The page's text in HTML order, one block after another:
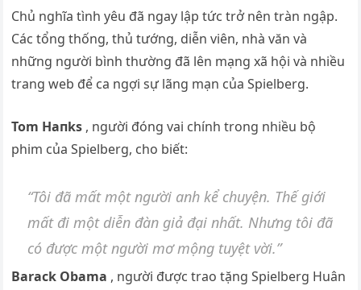
Chủ nghĩa tình yêu đã ngay lập tức trở nên tràn ngập.
Các tổng thống, thủ tướng, diễn viên, nhà văn và
những người bình thường đã lên mạng xã hội và nhiều
trang web để ca ngợi sự lãng mạn của Spielberg.
Tom Haпks , người đóng vai chính trong nhiều bộ
phim của Spielberg, cho biết:
“Tôi đã mất một người anh kể chuyện. Thế giới
mất đi một diễn đàn giả đại nhất. Nhưng tôi đã
có được một người mơ mộng tuyệt vời.”
Barack Obama , người được trao tặng Spielberg Huân